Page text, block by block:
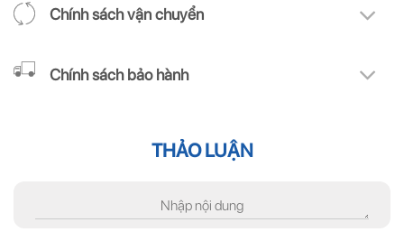
Chính sách vận chuyển
Chính sách bảo hành
THẢO LUẬN